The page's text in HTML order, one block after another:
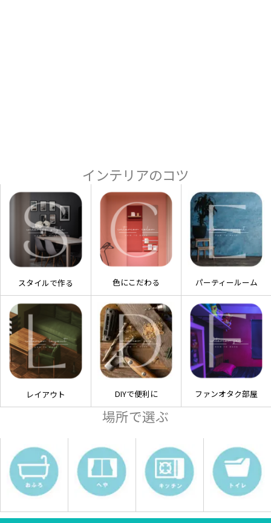
インテリアのコツ
スタイルで作る 色にこだわる パーティールーム
レイアウト DIYで便利に ファンオタク部屋
場所で選ぶ